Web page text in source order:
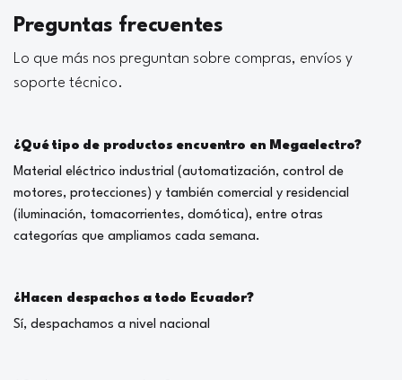
Preguntas frecuentes
Lo que más nos preguntan sobre compras, envíos y
soporte técnico.
¿Qué tipo de productos encuentro en Megaelectro?
Material eléctrico industrial (automatización, control de
motores, protecciones) y también comercial y residencial
(iluminación, tomacorrientes, domótica), entre otras
categorías que ampliamos cada semana.
¿Hacen despachos a todo Ecuador?
Sí, despachamos a nivel nacional